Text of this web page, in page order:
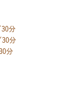
分
分
分